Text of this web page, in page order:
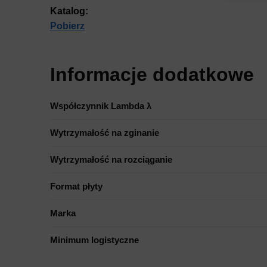
Katalog:
Pobierz
Informacje dodatkowe
Współczynnik Lambda λ
Wytrzymałość na zginanie
Wytrzymałość na rozciąganie
Format płyty
Marka
Minimum logistyczne